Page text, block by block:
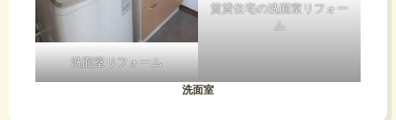
洗面室リフォーム
賃貸住宅の洗面室リフォー
ム
洗面室